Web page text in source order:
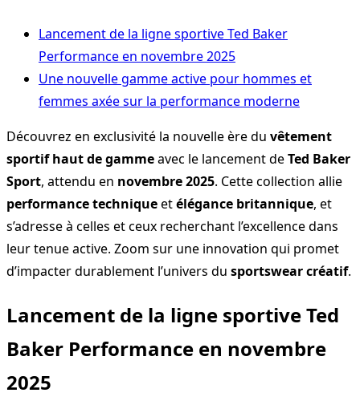
Lancement de la ligne sportive Ted Baker
Performance en novembre 2025
Une nouvelle gamme active pour hommes et
femmes axée sur la performance moderne
Découvrez en exclusivité la nouvelle ère du vêtement
sportif haut de gammeavec le lancement deTed Baker
Sport, attendu en novembre 2025. Cette collection allie
performance techniqueetélégance britannique, et
s’adresse à celles et ceux recherchant l’excellence dans
leur tenue active. Zoom sur une innovation qui promet
d’impacter durablement l’univers du sportswear créatif.
Lancement de la ligne sportive Ted
Baker Performance en novembre
2025